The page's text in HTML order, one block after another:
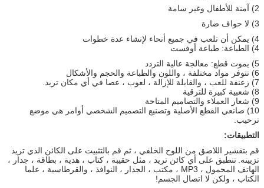
2) آمنة للأطفال وغير سامة
3) لا حواف ضارة
4) يمكن أن تلعب في جميع أنحاء لإنشاء عدة خطوات
4) الطباعة: طباعة أوفست
5) يموت قطع: معالجة عالية التردد
6) تتوفر مواد مختلفة ، واللون والطباعة والحجم والأشكال
7) زعنفة للعب ، والقابلة للإزالة ، لعوب ، عصا في أي مكان تريد.
8) شعبية كبيرة للترقية
9) شعار العملاء والتصاميم المتاحة
10) صانعي القطع الأصلية وتصنيع التصميم الشخصي أوامر هي موضع
ترحيب.
التطبيقات:
قم بتقشير اللاصق من اللوح الخلفي ، ثم قم بالتثبيت على الكائن الذي تريد
تزيينه. تنطبق على أي كائن تريد ، مثل حقيبة ، كتاب ، هدية ، بطاقة ، جدار ،
الهاتف المحمول ، MP3 ، مكتب ، الجدار ، النوافذ ، والقرطاسية ، علما
الكتاب ، ولكن لا اتصال الجسم!